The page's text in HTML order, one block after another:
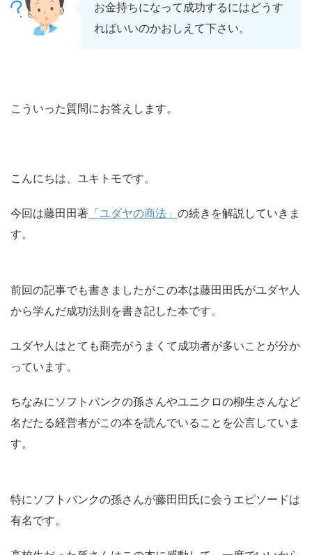
お金持ちになって成功するにはどうす
ればいいのかおしえて下さい。
こういった質問にお答えします。
こんにちは、ユキトモです。
今回は藤田田著 「ユダヤの商法」 の続きを解説していきま
す。
前回の記事でも書きましたがこの本は藤田田氏がユダヤ人
から学んだ成功法則を書き記した本です。
ユダヤ人はとても商売がうまくて成功者が多いことが分か
っています。
ちなみにソフトバンクの孫さんやユニクロの柳生さんなど
名だたる経営者がこの本を読んでいることを公言していま
す。
特にソフトバンクの孫さんが藤田田氏に会うエピソードは
有名です。